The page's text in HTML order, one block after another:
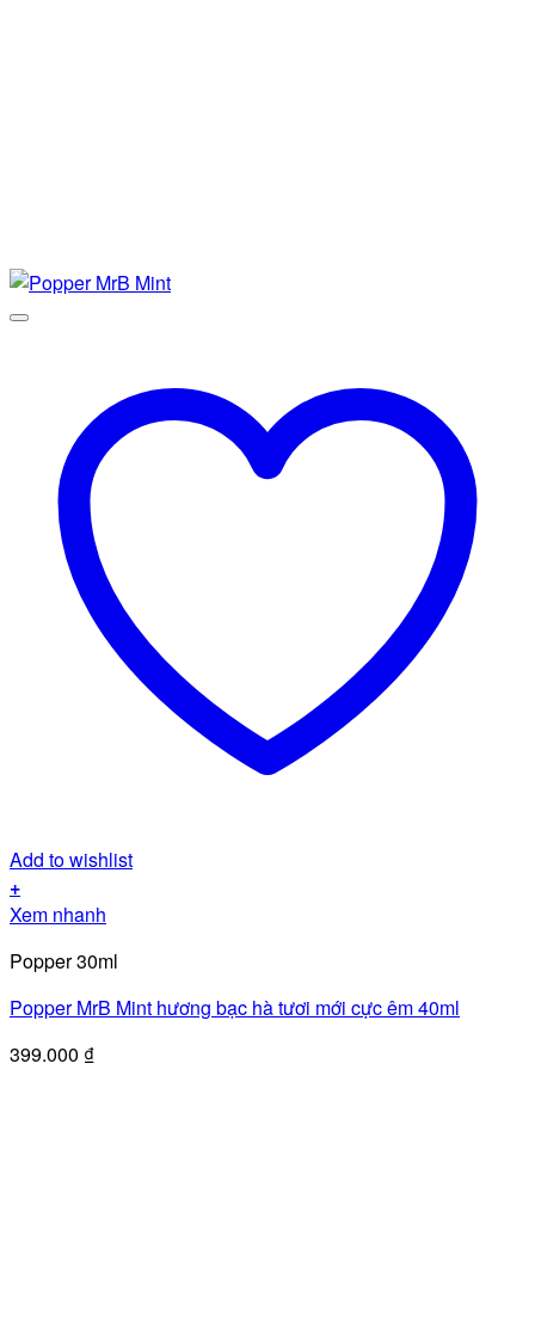
Add to wishlist
+
Xem nhanh
Popper 30ml
Popper MrB Mint hương bạc hà tươi mới cực êm 40ml
399.000 ₫